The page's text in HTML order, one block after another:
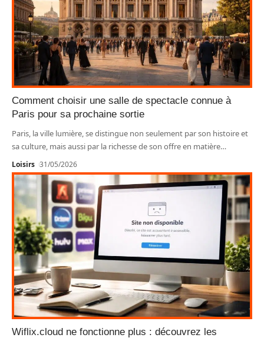
Comment choisir une salle de spectacle connue à
Paris pour sa prochaine sortie
Paris, la ville lumière, se distingue non seulement par son histoire et
sa culture, mais aussi par la richesse de son offre en matière…
Loisirs 31/05/2026
Wiflix.cloud ne fonctionne plus : découvrez les